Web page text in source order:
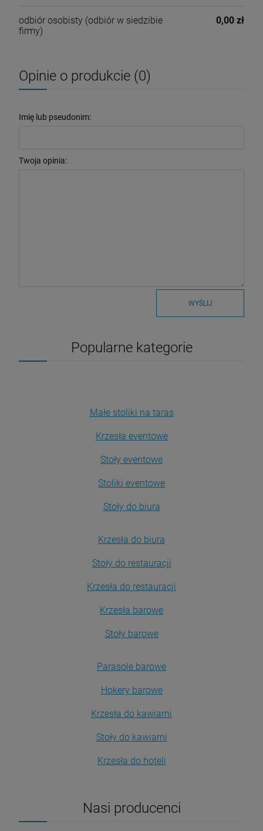
odbiór osobisty (odbiór w siedzibie
firmy)
0,00 zł
Opinie o produkcie (0)
Imię lub pseudonim:
Twoja opinia:
WYŚLIJ
Popularne kategorie
Małe stoliki na taras
Krzesła eventowe
Stoły eventowe
Stoliki eventowe
Stoły do biura
Krzesła do biura
Stoły do restauracji
Krzesła do restauracji
Krzesła barowe
Stoły barowe
Parasole barowe
Hokery barowe
Krzesła do kawiarni
Stoły do kawiarni
Krzesła do hoteli
Nasi producenci